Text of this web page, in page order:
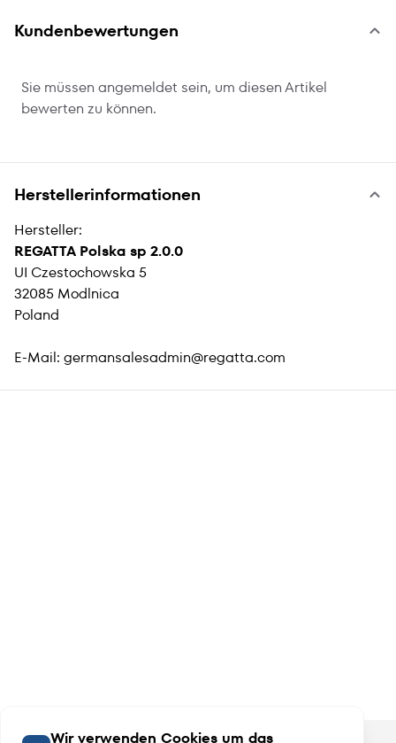
Kundenbewertungen
Sie müssen angemeldet sein, um diesen Artikel
bewerten zu können.
Herstellerinformationen
Hersteller:
REGATTA Polska sp 2.0.0
UI Czestochowska 5
32085 Modlnica
Poland
E-Mail: germansalesadmin@regatta.com
Wir verwenden Cookies um das